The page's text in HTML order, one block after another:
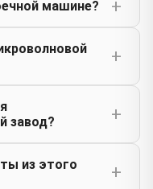
машине?
завод?
из этого